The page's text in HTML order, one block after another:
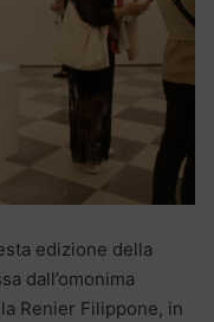
edizione della
dall’omonima
Renier Filippone, in